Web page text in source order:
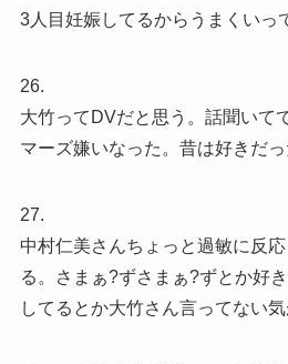
3人目妊娠してるからうまくいっ
26.
大竹ってDVだと思う。話聞いて
マーズ嫌いなった。昔は好きだ
27.
中村仁美さんちょっと過敏に反
る。さまぁ?ずさまぁ?ずとか好
してるとか大竹さん言ってない気